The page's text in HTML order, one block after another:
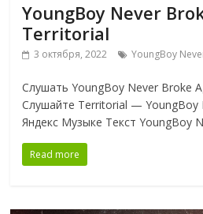
YoungBoy Never
Territorial
3 октября, 2022 YoungBoy
Слушать YoungBoy Never Broke
Слушайте Territorial — YoungBoy
Яндекс Музыке Текст YoungBoy
Read more